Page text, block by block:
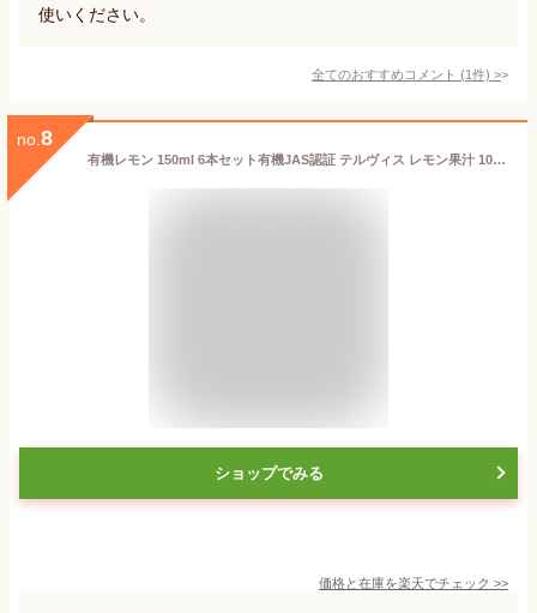
使いください。
全てのおすすめコメント (1件) >
no. 8
有機レモン 150ml 6本セット有機JAS認証 テルヴィス レモン果汁 100％ 無添加 有機 オーガニック ストレート
ショップでみる
価格と在庫を楽天でチェック >>